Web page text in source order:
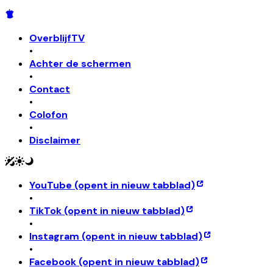
OverblijfTV
•
Achter de schermen
•
Contact
•
Colofon
•
Disclaimer
YouTube (opent in nieuw tabblad)
•
TikTok (opent in nieuw tabblad)
•
Instagram (opent in nieuw tabblad)
•
Facebook (opent in nieuw tabblad)